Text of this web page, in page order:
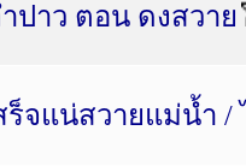
ปาว ตอน ดงสวาย
ร็จแน่สวายแม่น้ำ /